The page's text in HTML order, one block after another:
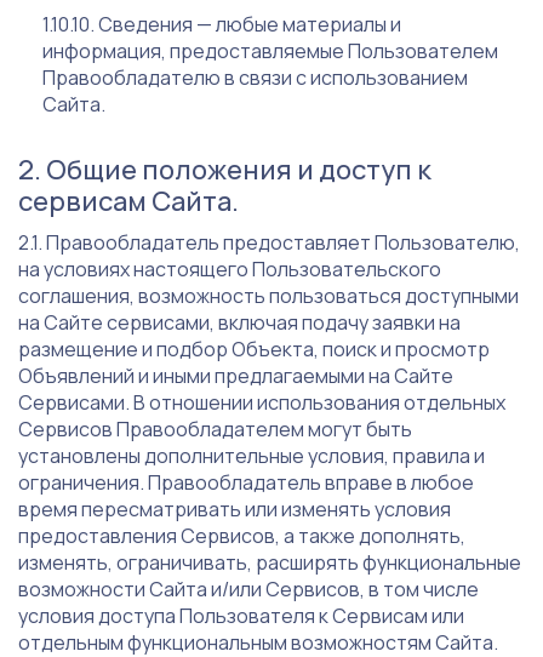
Сведения — любые материалы и
информация, предоставляемые Пользователем
Правообладателю в связи с использованием
Сайта.
Общие положения и доступ к
сервисам Сайта.
Правообладатель предоставляет Пользователю,
на условиях настоящего Пользовательского
соглашения, возможность пользоваться доступными
на Сайте сервисами, включая подачу заявки на
размещение и подбор Объекта, поиск и просмотр
Объявлений и иными предлагаемыми на Сайте
Сервисами. В отношении использования отдельных
Сервисов Правообладателем могут быть
установлены дополнительные условия, правила и
ограничения. Правообладатель вправе в любое
время пересматривать или изменять условия
предоставления Сервисов, а также дополнять,
изменять, ограничивать, расширять функциональные
возможности Сайта и/или Сервисов, в том числе
условия доступа Пользователя к Сервисам или
отдельным функциональным возможностям Сайта.